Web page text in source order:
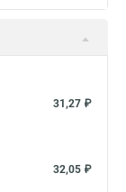
31,27 ₽
32,05 ₽